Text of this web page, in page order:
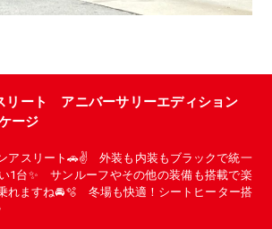
ート アニバーサリーエディション
ージ
アスリート🚗✌️ 外装も内装もブラックで統一
1台✨ サンルーフやその他の装備も搭載で楽
れますね🚘🫧 冬場も快適！シートヒーター搭